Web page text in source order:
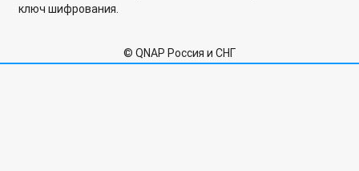
ключ шифрования.
© QNAP Россия и СНГ